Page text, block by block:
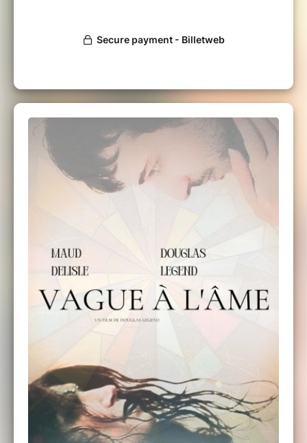
Méduse, une créature mystique. Leur
mythe et de l’humanité, interrogera-t-il un
vague à l’âme ?